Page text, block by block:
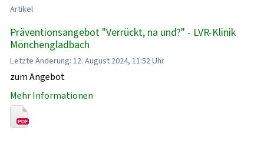
Artikel
Präventionsangebot "Verrückt, na und?" - LVR-Klinik
Mönchengladbach
Letzte Änderung: 12. August 2024, 11:52 Uhr
zum Angebot
Mehr Informationen